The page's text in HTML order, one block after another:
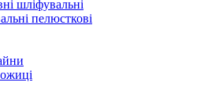
шліфувальні
пелюсткові